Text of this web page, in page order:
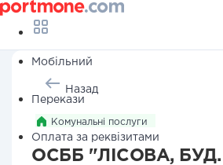
Мобільний
Перекази
Оплата за реквізитами
Назад
Комунальні послуги
ОСББ "ЛІСОВА, БУД.